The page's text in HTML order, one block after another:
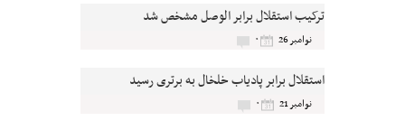
ترکیب استقلال برابر الوصل مشخص شد
نوامبر 26 ۰
استقلال برابر پادیاب خلخال به برتری رسید
نوامبر 21 ۰